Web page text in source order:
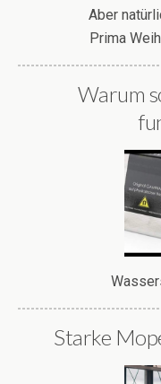
Aber
Prima
Warum
Starke